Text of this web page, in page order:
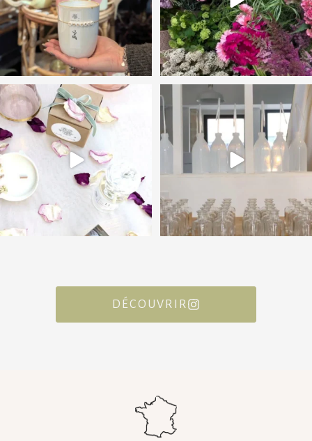
Fête des Mères 🩷
Une attention Parfumée...
19 0
Le Diffuseur de parfum Bertille & Camomille
🍃...
28
DÉCOUVRIR